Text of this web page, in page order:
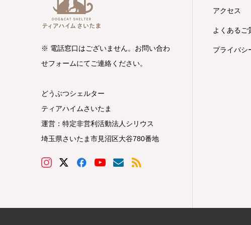
※ 電話窓口はございません。お問い合わ
せフォームにてご連絡ください。
どうぶつシェルター
ティアハイムさいたま
運営：特定非営利活動法人シリウス
埼玉県さいたま市見沼区大谷780番地
アクセス
よくあるご
プライバシ